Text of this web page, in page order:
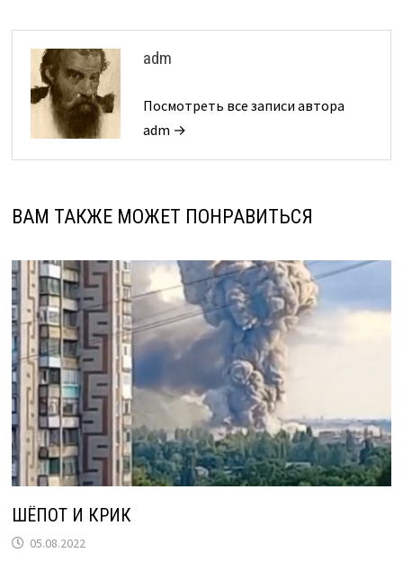
adm
Посмотреть все записи автора
adm →
ВАМ ТАКЖЕ МОЖЕТ ПОНРАВИТЬСЯ
ШЁПОТ И КРИК
05.08.2022